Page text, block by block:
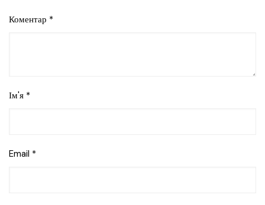
Коментар *
Ім'я *
Email *